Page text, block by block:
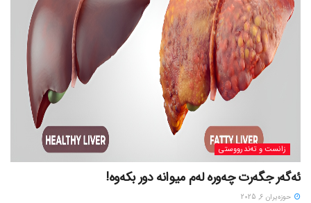
زانست و تەندرووستی
ئەگەر جگەرت چەورە لەم میوانە دور بکەوە!
حوزه‌یران 6, 2025